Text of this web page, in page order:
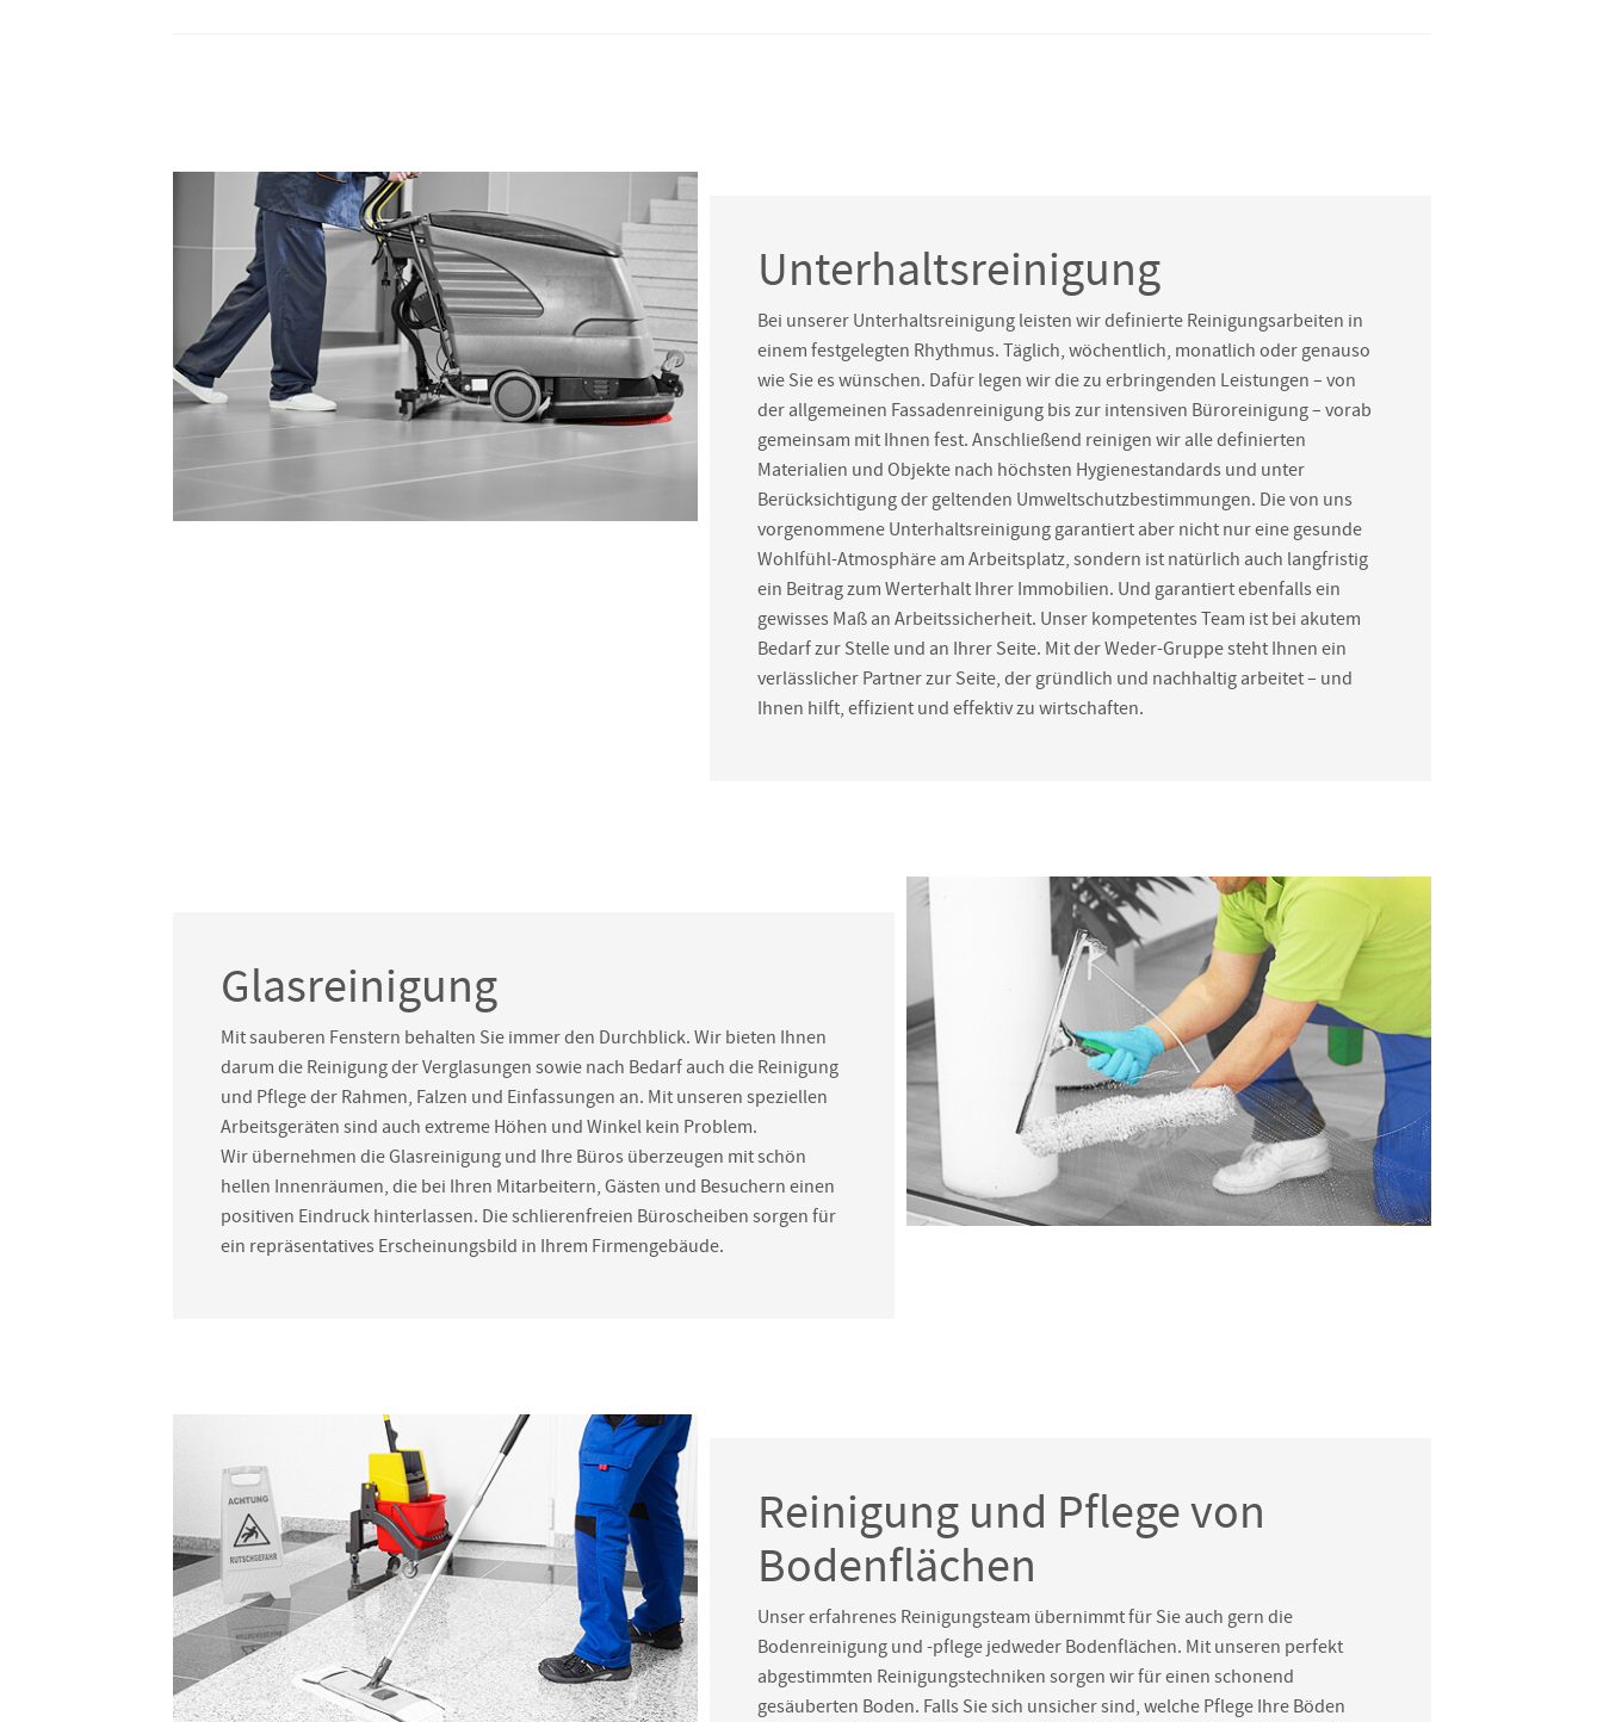
Unterhaltsreinigung
Bei unserer Unterhaltsreinigung leisten wir definierte Reinigungsarbeiten in
einem festgelegten Rhythmus. Täglich, wöchentlich, monatlich oder genauso
wie Sie es wünschen. Dafür legen wir die zu erbringenden Leistungen – von
der allgemeinen Fassadenreinigung bis zur intensiven Büroreinigung – vorab
gemeinsam mit Ihnen fest. Anschließend reinigen wir alle definierten
Materialien und Objekte nach höchsten Hygienestandards und unter
Berücksichtigung der geltenden Umweltschutzbestimmungen. Die von uns
vorgenommene Unterhaltsreinigung garantiert aber nicht nur eine gesunde
Wohlfühl-Atmosphäre am Arbeitsplatz, sondern ist natürlich auch langfristig
ein Beitrag zum Werterhalt Ihrer Immobilien. Und garantiert ebenfalls ein
gewisses Maß an Arbeitssicherheit. Unser kompetentes Team ist bei akutem
Bedarf zur Stelle und an Ihrer Seite. Mit der Weder-Gruppe steht Ihnen ein
verlässlicher Partner zur Seite, der gründlich und nachhaltig arbeitet – und
Ihnen hilft, effizient und effektiv zu wirtschaften.
Glasreinigung
Mit sauberen Fenstern behalten Sie immer den Durchblick. Wir bieten Ihnen
darum die Reinigung der Verglasungen sowie nach Bedarf auch die Reinigung
und Pflege der Rahmen, Falzen und Einfassungen an. Mit unseren speziellen
Arbeitsgeräten sind auch extreme Höhen und Winkel kein Problem.
Wir übernehmen die Glasreinigung und Ihre Büros überzeugen mit schön
hellen Innenräumen, die bei Ihren Mitarbeitern, Gästen und Besuchern einen
positiven Eindruck hinterlassen. Die schlierenfreien Büroscheiben sorgen für
ein repräsentatives Erscheinungsbild in Ihrem Firmengebäude.
Reinigung und Pflege von
Bodenflächen
Unser erfahrenes Reinigungsteam übernimmt für Sie auch gern die
Bodenreinigung und -pflege jedweder Bodenflächen. Mit unseren perfekt
abgestimmten Reinigungstechniken sorgen wir für einen schonend
gesäuberten Boden. Falls Sie sich unsicher sind, welche Pflege Ihre Böden